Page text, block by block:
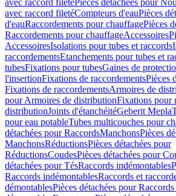
avec raccord filetéPièces détachées pour
avec raccord filetéCompteurs d'eauPièces
d'eauRaccordements pour chauffagePièces
Raccordements pour chauffageAccessoires
AccessoiresIsolations pour tubes et raccords
raccordementsEtanchements pour tubes et
tubesFixations pour tubesGaines de
l'insertionFixations de raccordementsPièces
Fixations de raccordementsArmoires de
pour Armoires de distributionFixations pour
distributionJoints d'étanchéitéGeberit Mepla
pour eau potableTubes multicouches pour
détachées pour RaccordsManchonsPièces
ManchonsRéductionsPièces détachées pour
RéductionsCoudesPièces détachées pour
détachées pour TésRaccords indémontables
Raccords indémontablesRaccords et
démontablesPièces détachées pour